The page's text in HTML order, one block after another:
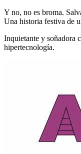
Y no, no es broma.
Una historia festiva de
Inquietante y soñadora
hipertecnología.